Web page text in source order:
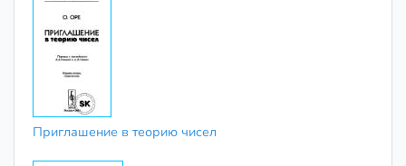
Приглашение в теорию чисел